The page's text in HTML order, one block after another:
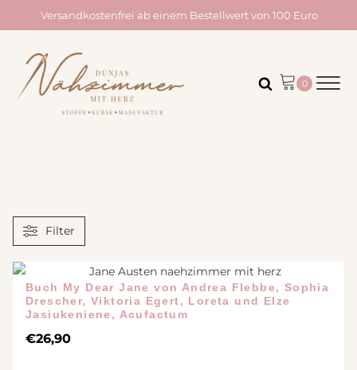
Versandkostenfrei ab einem Bestellwert von 100 Euro
Filter
Buch My Dear Jane von Andrea Flebbe, Sophia
Drescher, Viktoria Egert, Loreta und Elze
Jasiukeniene, Acufactum
€26,90